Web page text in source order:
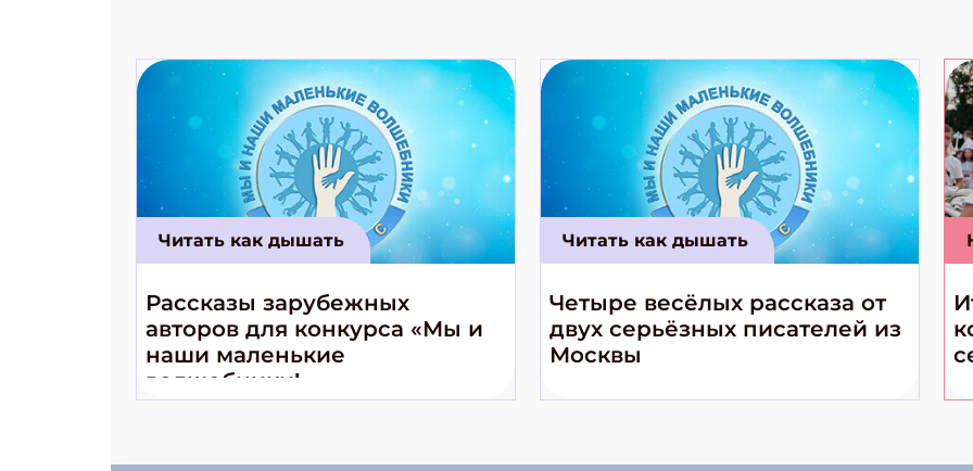
Читать как дышать
Рассказы зарубежных
авторов для конкурса «Мы и
наши маленькие
волшебники!»
Читать как дышать
Четыре весёлых рассказа от
двух серьёзных писателей из
Москвы